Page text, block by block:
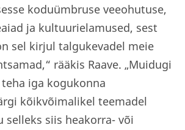
koduümbruse veeohutuse,
ja kultuurielamused, sest
sel kirjul talgukevadel meie
rääkis Raave. „Muidugi
iga kogukonna
kõikvõimalikel teemadel
selleks siis heakorra- või